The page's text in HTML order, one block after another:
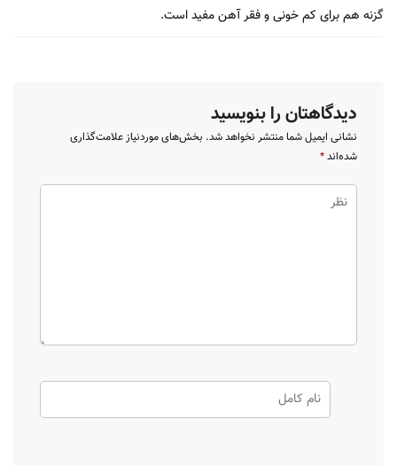
گزنه هم برای کم خونی و فقر آهن مفید است.
دیدگاهتان را بنویسید
نشانی ایمیل شما منتشر نخواهد شد. بخش‌های موردنیاز علامت‌گذاری
شده‌اند*